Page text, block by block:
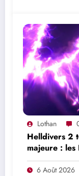
Lothan
Helldivers 2
majeure :
une nouvelle
6 Août 2026